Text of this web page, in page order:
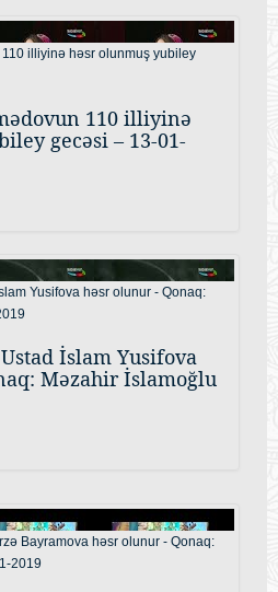
110 illiyinə
gecəsi – 13-01-
Ustad İslam Yusifova
Məzahir İslamoğlu